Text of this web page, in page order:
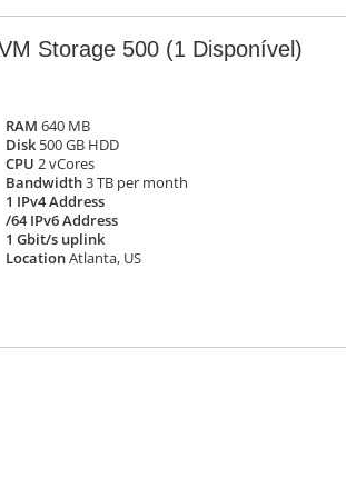
Storage 500 (1 Disponível)
RAM 640 MB
Disk 500 GB HDD
CPU 2 vCores
Bandwidth3 TB per month
1 IPv4 Address
/64 IPv6 Address
1 Gbit/s uplink
LocationAtlanta, US